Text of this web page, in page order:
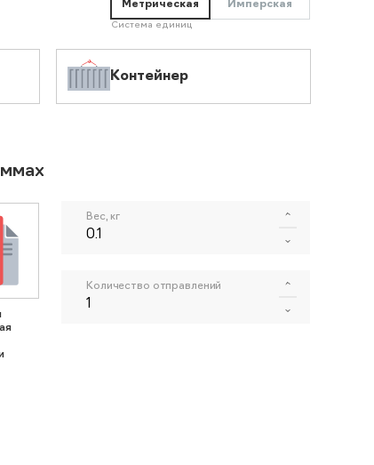
Метрическая Имперская
Система единиц
Контейнер
Вес, кг
Количество отправлений